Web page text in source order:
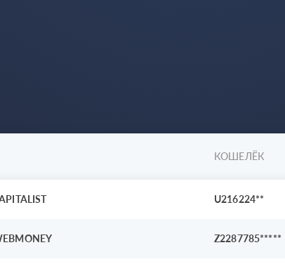
КОШЕЛЁК
U216224**
Z2287785*****